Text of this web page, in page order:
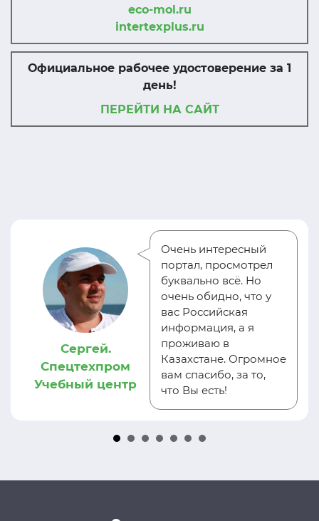
eco-mol.ru
intertexplus.ru
Официальное рабочее удостоверение за 1
день!
ПЕРЕЙТИ НА САЙТ
Сергей.
Спецтехпром
Учебный центр
Очень интересный
портал, просмотрел
буквально всё. Но
очень обидно, что у
вас Российская
информация, а я
проживаю в
Казахстане. Огромное
вам спасибо, за то,
что Вы есть!